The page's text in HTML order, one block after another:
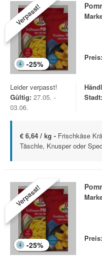
Verpasst!
-25%
Preis:
Leider verpasst!
Gültig: 27.05. -
03.06.
Stadt:
€ 6,64 / kg - Frischkäse
Täschle, Knusper oder
Verpasst!
-25%
Preis: